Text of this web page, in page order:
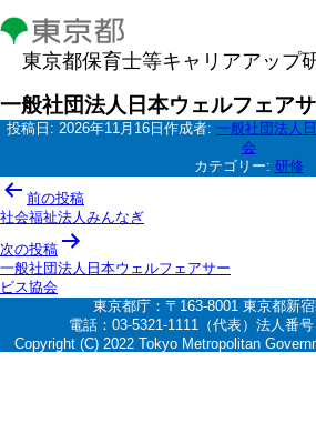
東京都保育士等キャリアアップ
一般社団法人日本ウェルフェア
投稿日: 2026年11月16日 作成者: 一般社団法人
会
カテゴリー: 研修
投
稿
ナ
ビ
ゲ
ー
前の投稿
社会福祉法人みんなぎ
次の投稿
一般社団法人日本ウェルフェアサー
ビス協会
東京都庁：〒163-8001 東京都新
電話：03-5321-1111（代表）法人番
Copyright (C) 2022 Tokyo Metropolitan